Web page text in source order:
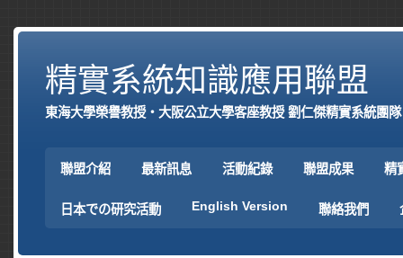
精實系統知識應用聯盟
東海大學榮譽教授‧大阪公立大學客座教授 劉仁傑精實系統團隊
聯盟介紹 最新訊息 活動紀錄 聯盟成果 精
日本での研究活動 English Version 聯絡我們